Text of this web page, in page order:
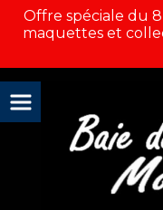
Offre spéciale du
maquettes et
Panneau de gestion des